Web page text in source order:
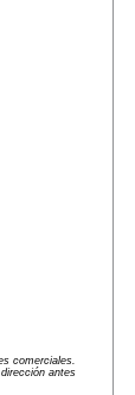
comerciales.
antes